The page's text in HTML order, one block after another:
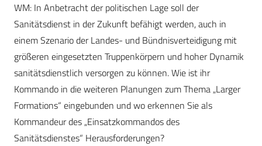
WM: In Anbetracht der politischen Lage soll der
Sanitätsdienst in der Zukunft befähigt werden, auch in
einem Szenario der Landes- und Bündnisverteidigung mit
größeren eingesetzten Truppenkörpern und hoher Dynamik
sanitätsdienstlich versorgen zu können. Wie ist ihr
Kommando in die weiteren Planungen zum Thema „Larger
Formations“ eingebunden und wo erkennen Sie als
Kommandeur des „Einsatzkommandos des
Sanitätsdienstes“ Herausforderungen?